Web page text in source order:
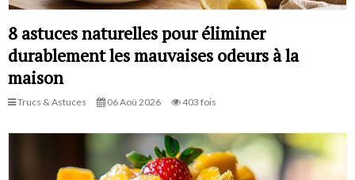
8 astuces naturelles pour éliminer
durablement les mauvaises odeurs à la
maison
Trucs & Astuces 06 Aoû 2026 403 fois